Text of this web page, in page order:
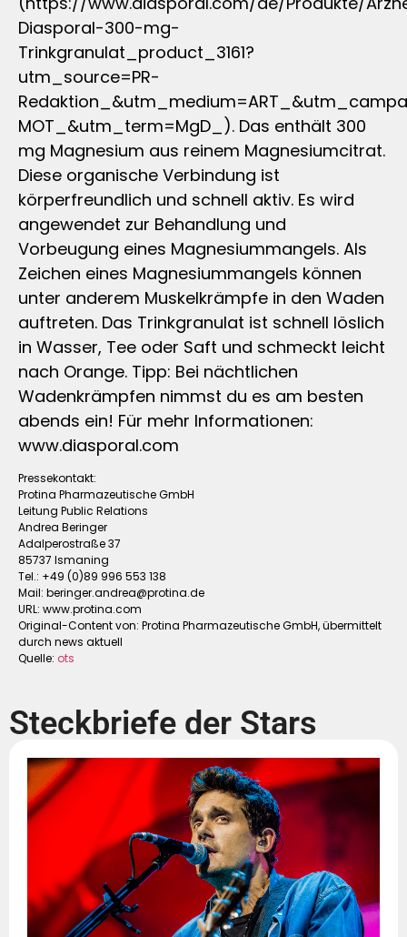
Diasporal-300-mg-
Trinkgranulat_product_3161?
utm_source=PR-
MOT_&utm_term=MgD_). Das enthält 300
mg Magnesium aus reinem Magnesiumcitrat.
Diese organische Verbindung ist
körperfreundlich und schnell aktiv. Es wird
angewendet zur Behandlung und
Vorbeugung eines Magnesiummangels. Als
Zeichen eines Magnesiummangels können
unter anderem Muskelkrämpfe in den Waden
auftreten. Das Trinkgranulat ist schnell löslich
in Wasser, Tee oder Saft und schmeckt leicht
nach Orange. Tipp: Bei nächtlichen
Wadenkrämpfen nimmst du es am besten
abends ein! Für mehr Informationen:
www.diasporal.com
Pressekontakt:
Protina Pharmazeutische GmbH
Leitung Public Relations
Andrea Beringer
Adalperostraße 37
85737 Ismaning
Tel.: +49 (0)89 996 553 138
Mail: beringer.andrea@protina.de
URL: www.protina.com
Original-Content von: Protina Pharmazeutische GmbH, übermittelt
durch news aktuell
Quelle: ots
Steckbriefe der Stars